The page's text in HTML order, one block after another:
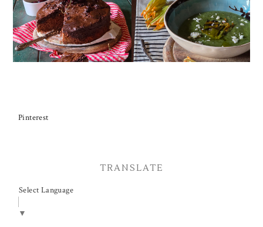
CIOCCOLATO E
CILIEGIE
ZUCCHINE CON FIORI E
FETA
Pinterest
TRANSLATE
Select Language
▼